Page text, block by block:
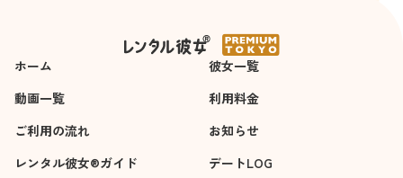
ンタルで大ファンに
なりました。テンシ
ョンも丁度よく朗ら
かでした。
ビジュアルもお写真
より綺麗な方です
ホーム
彼女一覧
動画一覧
利用料金
ご利用の流れ
お知らせ
レンタル彼女®ガイド
デートLOG